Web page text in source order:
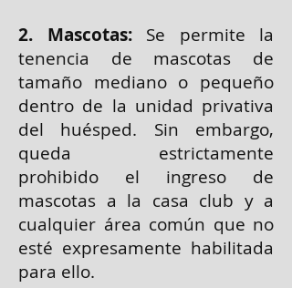
2. Mascotas:Se permite la
tenencia de mascotas de
tamaño mediano o pequeño
dentro de la unidad privativa
del huésped. Sin embargo,
queda estrictamente
prohibido el ingreso de
mascotas a la casa club y a
cualquier área común que no
esté expresamente habilitada
para ello.